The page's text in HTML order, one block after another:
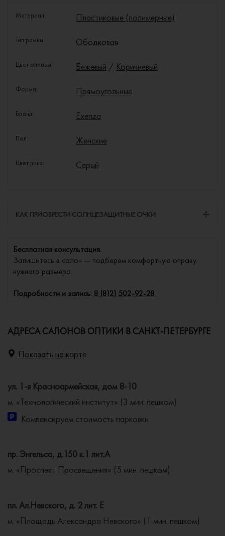
Материал: Пластиковые (полимерные)
Тип рамки: Ободковая
Цвет оправы: Бежевый / Коричневый
Форма: Прямоугольные
Бренд: Exenza
Пол: Женские
Цвет линз: Серый
КАК ПРИОБРЕСТИ СОЛНЦЕЗАЩИТНЫЕ ОЧКИ
Бесплатная консультация.
Запишитесь в салон — подберем комфортную оправу
нужного размера.
Подробности и запись: 8 (812) 502-92-28
АДРЕСА САЛОНОВ ОПТИКИ В САНКТ-ПЕТЕРБУРГЕ
Показать на карте
ул. 1-я Красноармейская, дом 8-10
м. «Технологический институт» (3 мин. пешком)
Компенсируем стоимость парковки
пр. Энгельса, д.150 к.1 лит.А
м. «Проспект Просвещения» (5 мин. пешком)
пл. Ал.Невского, д. 2 лит. Е
м. «Площадь Александра Невского» (1 мин. пешком)